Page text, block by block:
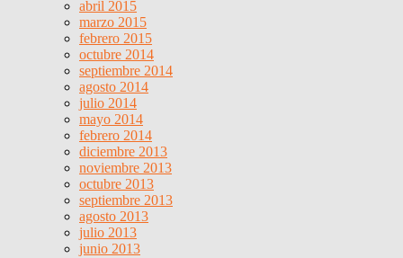
abril 2015
marzo 2015
febrero 2015
octubre 2014
septiembre 2014
agosto 2014
julio 2014
mayo 2014
febrero 2014
diciembre 2013
noviembre 2013
octubre 2013
septiembre 2013
agosto 2013
julio 2013
junio 2013